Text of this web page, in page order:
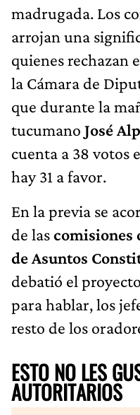
madrugada. Los
arrojan una
quienes rechazan
la Cámara de
que durante la
tucumano José
cuenta a 38 votos
hay 31 a favor.
En la previa se
de lascomisiones
de Asuntos
debatió el
para hablar, los
resto de los
ESTO NO LES
AUTORITARIOS